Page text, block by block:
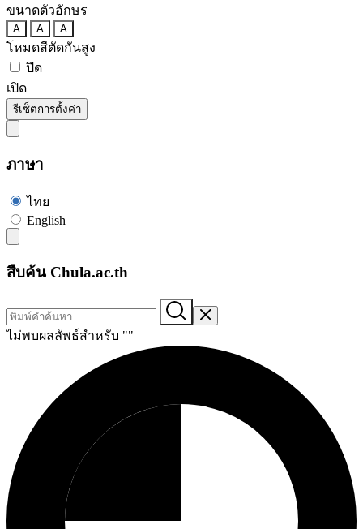
ขนาดตัวอักษร
A A A
โหมดสีตัดกันสูง
ปิด
เปิด
รีเซ็ตการตั้งค่า
ภาษา
ไทย
English
สืบค้น Chula.ac.th
ไม่พบผลลัพธ์สำหรับ ""